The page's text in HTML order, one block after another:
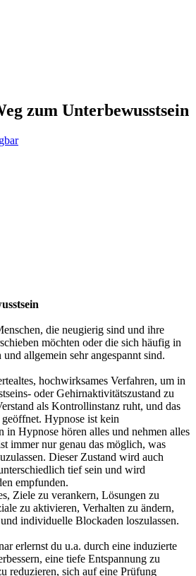
zum Unterbewusstsein
die neugierig sind und ihre
möchten oder die sich häufig in
allgemein sehr angespannt sind.
hochwirksames Verfahren, um in
oder Gehirnaktivitätszustand zu
als Kontrollinstanz ruht, und das
Hypnose ist kein
Hypnose hören alles und nehmen alles
immer nur genau das möglich, was
Dieser Zustand wird auch
tief sein und wird
empfunden.
Ziele zu verankern, Lösungen zu
zu aktivieren, Verhalten zu ändern,
individuelle Blockaden loszulassen.
erlernst du u.a. durch eine induzierte
eine tiefe Entspannung zu
reduzieren, sich auf eine Prüfung